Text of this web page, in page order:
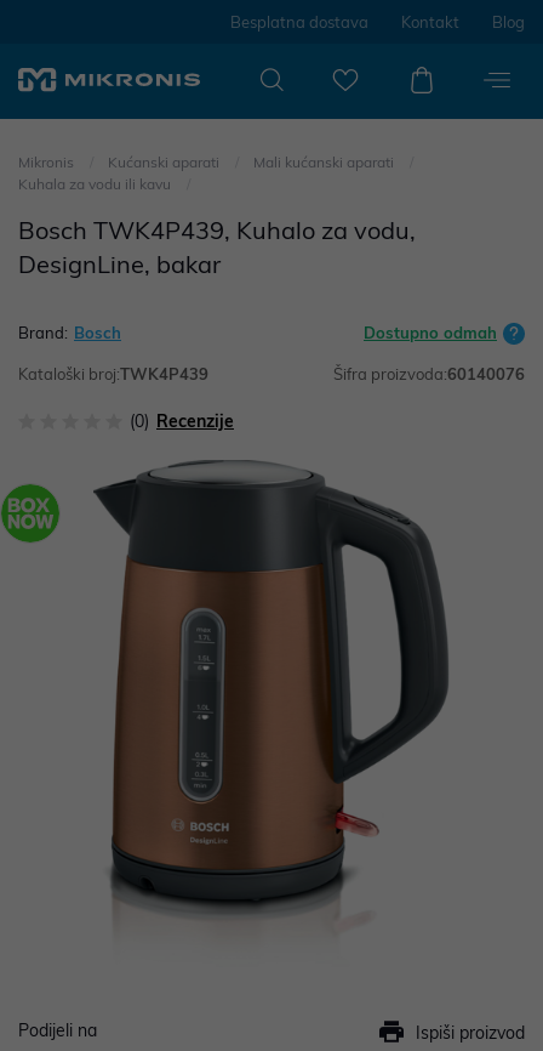
Besplatna dostava Kontakt Blog
Mikronis Kućanski aparati
Mali kućanski aparati
Kuhala za vodu ili kavu
Bosch TWK4P439, Kuhalo za vodu,
DesignLine, bakar
Brand: Bosch Dostupno odmah
Kataloški broj:TWK4P439 Šifra proizvoda:60140076
(0) Recenzije
Podijeli na Ispiši proizvod